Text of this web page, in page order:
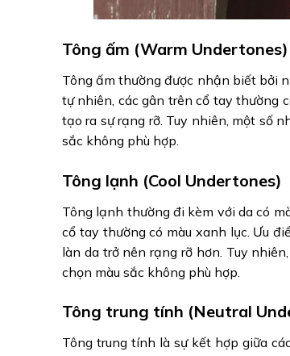
Tông ấm (Warm Undertones)
Tông ấm thường được nhận biết bởi
tự nhiên, các gân trên cổ tay thường
tạo ra sự rạng rỡ. Tuy nhiên, một số
sắc không phù hợp.
Tông lạnh (Cool Undertones)
Tông lạnh thường đi kèm với da có
cổ tay thường có màu xanh lục. Ưu
làn da trở nên rạng rỡ hơn. Tuy
chọn màu sắc không phù hợp.
Tông trung tính (Neutral
Tông trung tính là sự kết hợp giữa